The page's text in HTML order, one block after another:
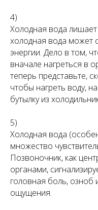
4)
Холодная вода
холодная вода может
энергии. Дело в том,
вначале нагреться в
теперь представьте,
чтобы нагреть воду,
бутылку из
5)
Холодная вода
множество
Позвоночник, как
органами,
головная боль, озноб
ощущения.